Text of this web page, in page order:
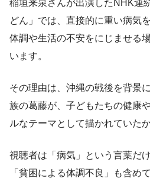
稲垣来泉さんが出演したNHK連
どん」では、直接的に重い病気
体調や生活の不安をにじませる
います。
その理由は、沖縄の戦後を背景
族の葛藤が、子どもたちの健康
ルなテーマとして描かれていたか
視聴者は「病気」という言葉だ
「貧困による体調不良」も含め